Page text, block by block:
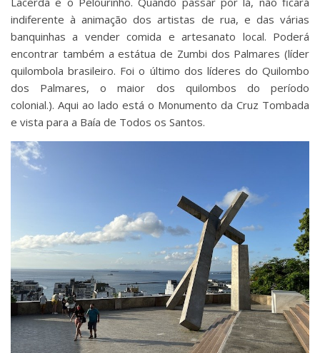
indiferente à animação dos artistas de rua, e das várias
banquinhas a vender comida e artesanato local. Poderá
encontrar também a estátua de Zumbi dos Palmares (líder
quilombola brasileiro. Foi o último dos líderes do Quilombo
dos Palmares, o maior dos quilombos do período
colonial.). Aqui ao lado está o Monumento da Cruz Tombada
e vista para a Baía de Todos os Santos.